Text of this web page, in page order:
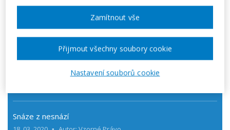
DALŠÍ ČLÁNKY Z KATEGORIE
Aktuality
Co nového na Vzorném Právu - leden 2020
Snáze z nesnází
Nastavení souborů cookie
Zamítnout vše
Přijmout všechny soubory cookie